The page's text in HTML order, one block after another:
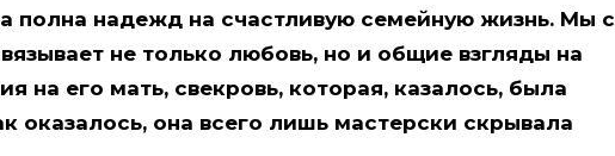
полна надежд на счастливую семейную жизнь. Мы с
не только любовь, но и общие взгляды на
на его мать, свекровь, которая, казалось, была
она всего лишь мастерски скрывала